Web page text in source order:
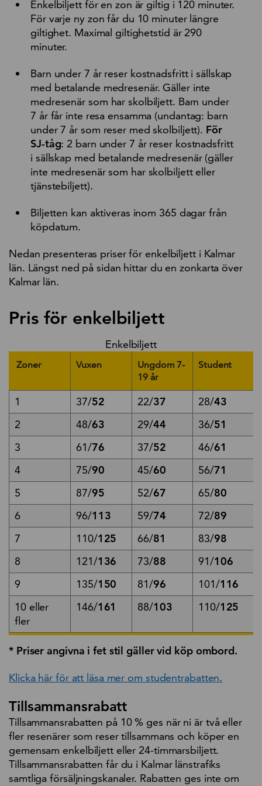
Enkelbiljett för en zon är giltig i 120 minuter.
För varje ny zon får du 10 minuter längre
giltighet. Maximal giltighetstid är 290
minuter.
Barn under 7 år reser kostnadsfritt i sällskap
med betalande medresenär. Gäller inte
medresenär som har skolbiljett. Barn under
7 år får inte resa ensamma (undantag: barn
under 7 år som reser med skolbiljett). För
SJ-tåg: 2 barn under 7 år reser kostnadsfritt
i sällskap med betalande medresenär (gäller
inte medresenär som har skolbiljett eller
tjänstebiljett).
Biljetten kan aktiveras inom 365 dagar från
köpdatum.
Nedan presenteras priser för enkelbiljett i Kalmar
län. Längst ned på sidan hittar du en zonkarta över
Kalmar län.
Pris för enkelbiljett
Enkelbiljett
Zoner Vuxen
Ungdom 7-
19 år
Student
1 37/52 22/37 28/43
2
48/63 29/44 36/51
3
61/76 37/52 46/61
4
75/90 45/60 56/71
5
87/95 52/67 65/80
6
96/113 59/74 72/89
7
110/125 66/81 83/98
8
121/136 73/88 91/106
9
135/150 81/96 101/116
10 eller
fler
146/161 88/103 110/125
* Priser angivna i fet stil gäller vid köp ombord.
Klicka här för att läsa mer om studentrabatten.
Tillsammansrabatt
Tillsammansrabatten på 10 % ges när ni är två eller
fler resenärer som reser tillsammans och köper en
gemensam enkelbiljett eller 24-timmarsbiljett.
Tillsammansrabatten får du i Kalmar länstrafiks
samtliga försäljningskanaler. Rabatten ges inte om